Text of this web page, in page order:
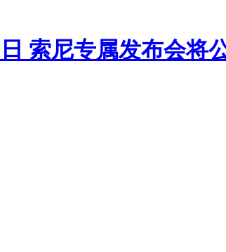
索尼专属发布会将